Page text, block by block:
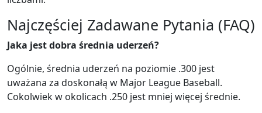
Najczęściej Zadawane Pytania (FAQ)
Jaka jest dobra średnia uderzeń?
Ogólnie, średnia uderzeń na poziomie .300 jest
uważana za doskonałą w Major League Baseball.
Cokolwiek w okolicach .250 jest mniej więcej średnie.